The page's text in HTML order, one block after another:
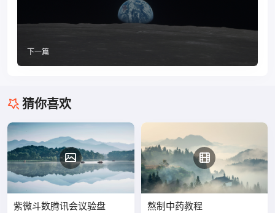
下一篇
猜你喜欢
紫微斗数腾讯会议验盘 熬制中药教程